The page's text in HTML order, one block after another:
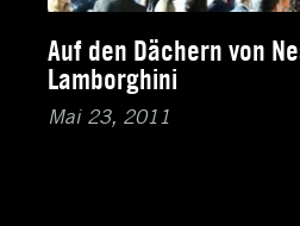
Auf den Dächern von
Lamborghini
Mai 23, 2011